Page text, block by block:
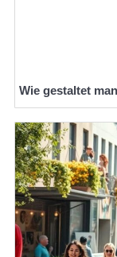
Wie gestaltet